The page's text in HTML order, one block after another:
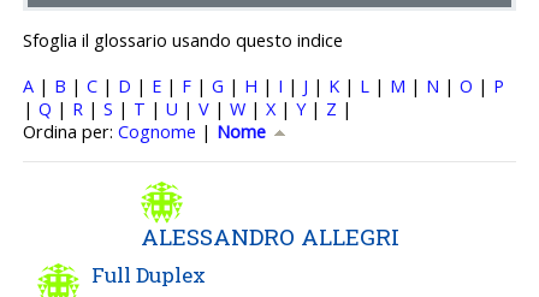
Sfoglia il glossario usando questo indice
A | B |C | D | E | F |G | H | I | J | K | L | M | N |O | P
|Q | R |S | T |U |V |W |X |Y| Z |
Ordinato per Nome crescente
Ordina per:Cognome | Nome
ALESSANDRO ALLEGRI
Full Duplex